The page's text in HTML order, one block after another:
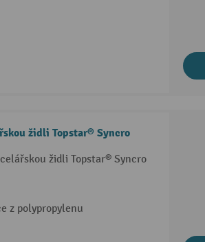
židli Topstar® Syncro
židli Topstar® Syncro
z polypropylenu